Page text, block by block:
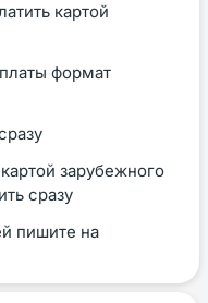
картой
формат
зарубежного
сразу
пишите на